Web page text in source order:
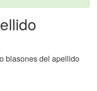
blasones del apellido